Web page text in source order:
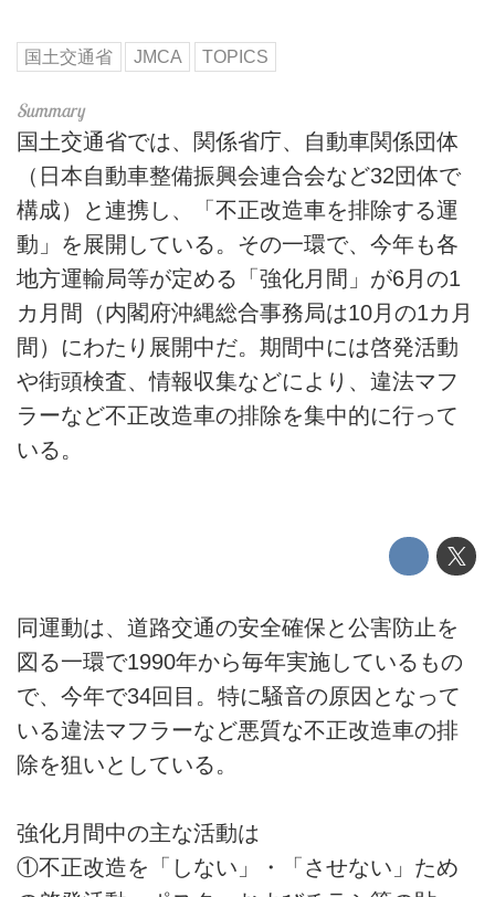
国土交通省 JMCA TOPICS
国土交通省では、関係省庁、自動車関係団体
（日本自動車整備振興会連合会など32団体で
構成）と連携し、「不正改造車を排除する運
動」を展開している。その一環で、今年も各
地方運輸局等が定める「強化月間」が6月の1
カ月間（内閣府沖縄総合事務局は10月の1カ月
間）にわたり展開中だ。期間中には啓発活動
や街頭検査、情報収集などにより、違法マフ
ラーなど不正改造車の排除を集中的に行って
いる。
同運動は、道路交通の安全確保と公害防止を
図る一環で1990年から毎年実施しているもの
で、今年で34回目。特に騒音の原因となって
いる違法マフラーなど悪質な不正改造車の排
除を狙いとしている。
強化月間中の主な活動は
①不正改造を「しない」・「させない」ため